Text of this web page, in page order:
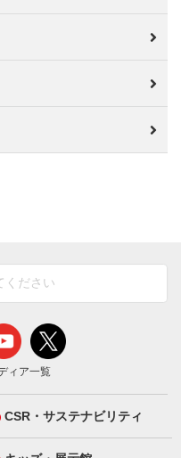
ィア一覧
CSR・サステナビリティ